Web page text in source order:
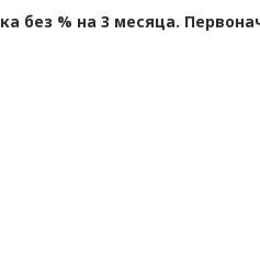
без % на 3 месяца.